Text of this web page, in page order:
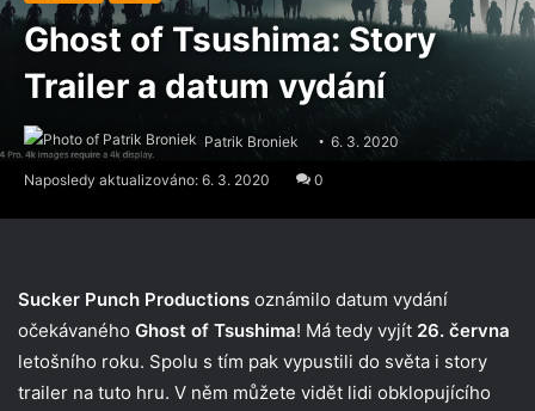
Ghost of Tsushima: Story
Trailer a datum vydání
Patrik Broniek 6. 3. 2020
Naposledy aktualizováno: 6. 3. 2020 0
Sucker Punch Productions oznámilo datum vydání
očekávaného Ghost of Tsushima! Má tedy vyjít 26. června
letošního roku. Spolu s tím pak vypustili do světa i story
trailer na tuto hru. V něm můžete vidět lidi obklopujícího